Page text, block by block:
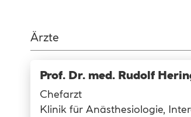
Ärzte
Prof. Dr. med. Rudolf
Chefarzt
Klinik für Anästhesiologie,